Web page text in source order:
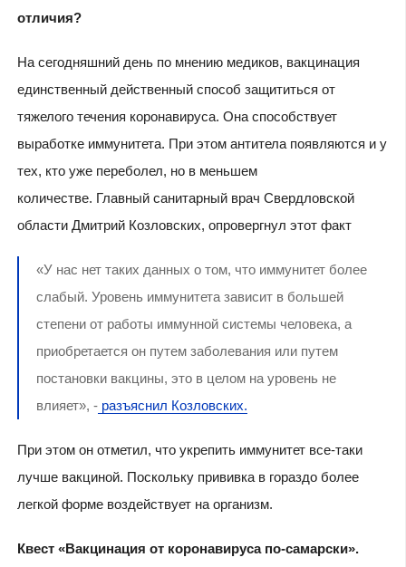
отличия?
На сегодняшний день по мнению медиков, вакцинация
единственный действенный способ защититься от
тяжелого течения коронавируса. Она способствует
выработке иммунитета. При этом антитела появляются и у
тех, кто уже переболел, но в меньшем
количестве. Главный санитарный врач Свердловской
области Дмитрий Козловских, опровергнул этот факт
«У нас нет таких данных о том, что иммунитет более
слабый. Уровень иммунитета зависит в большей
степени от работы иммунной системы человека, а
приобретается он путем заболевания или путем
постановки вакцины, это в целом на уровень не
влияет», -разъяснил Козловских.
При этом он отметил, что укрепить иммунитет все-таки
лучше вакциной. Поскольку прививка в гораздо более
легкой форме воздействует на организм.
Квест «Вакцинация от коронавируса по-самарски».